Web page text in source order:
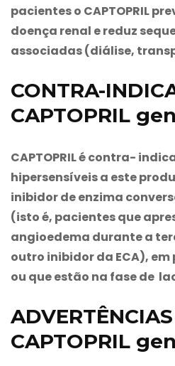
pacientes o CAPTOPRIL
doença renal e reduz
associadas (diálise,
CONTRA-
CAPTOPRIL
CAPTOPRIL é contra-
hipersensíveis a este
inibidor de enzima
(isto é, pacientes que
angioedema durante a
outro inibidor da ECA),
ou que estão na fase de
CAPTOPRIL